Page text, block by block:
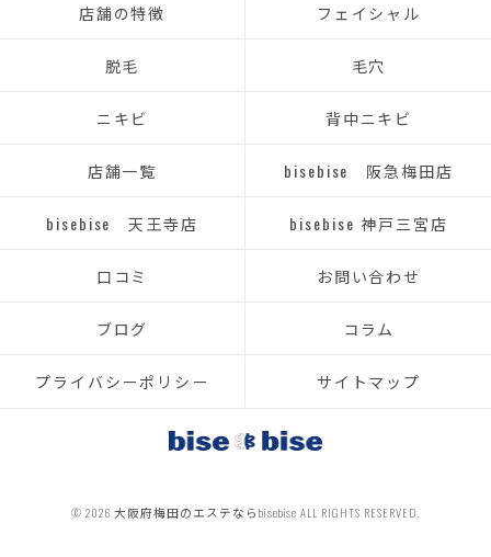
店舗の特徴 フェイシャル
脱毛 毛穴
ニキビ 背中ニキビ
店舗一覧 bisebise 阪急梅田店
bisebise 天王寺店 bisebise 神戸三宮店
口コミ お問い合わせ
ブログ コラム
プライバシーポリシー サイトマップ
© 2026 大阪府梅田のエステならbisebise ALL RIGHTS RESERVED.